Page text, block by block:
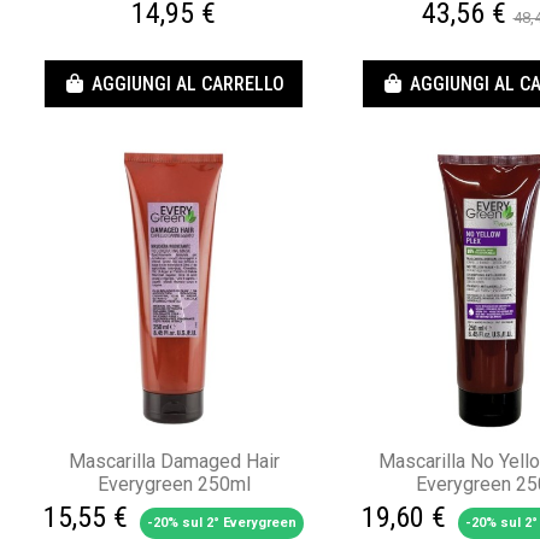
14,95 €
AGGIUNGI AL CARRELLO
43,56 €
AGGIUNGI AL
Mascarilla Damaged Hair
Everygreen 250ml
15,55 € -20% sul 2° Everygreen
Mascarilla No
Everygreen
19,60 € -20% sul